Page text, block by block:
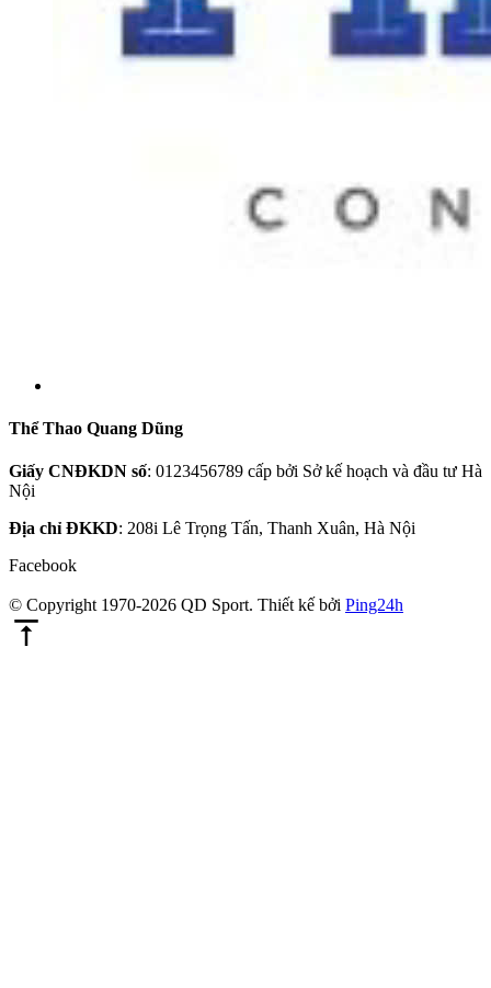
Thể Thao Quang Dũng
Giấy CNĐKDN số: 0123456789 cấp bởi Sở kế hoạch và đầu tư Hà
Nội
Địa chỉ ĐKKD: 208i Lê Trọng Tấn, Thanh Xuân, Hà Nội
Facebook
© Copyright 1970-2026 QD Sport. Thiết kế bởi Ping24h